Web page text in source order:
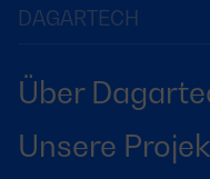
DAGARTECH
Über
Unsere